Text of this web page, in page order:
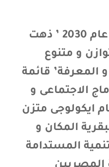
مصر جديدة بحلول عام 2030 ’ ذهت
و متنوع
و المعرفة’ قائمة
الاجتماعى و
ايكولوجى متزن
المكان و
المستدامة